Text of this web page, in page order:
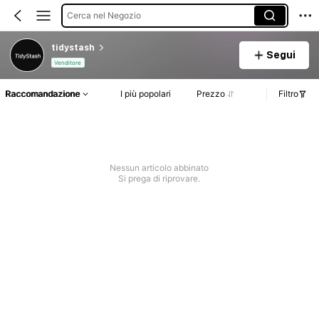
Cerca nel Negozio
tidystash
Venditore
Segui
Raccomandazione I più popolari Prezzo Filtro
Nessun articolo abbinato
Si prega di riprovare.